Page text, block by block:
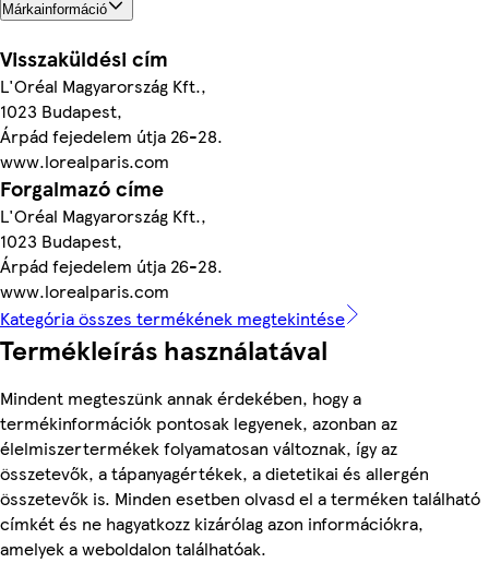
Márkainformáció
Visszaküldési cím
L'Oréal Magyarország Kft.,
1023 Budapest,
Árpád fejedelem útja 26-28.
www.lorealparis.com
Forgalmazó címe
L'Oréal Magyarország Kft.,
1023 Budapest,
Árpád fejedelem útja 26-28.
www.lorealparis.com
Kategória összes termékének megtekintése
Termékleírás használatával
Mindent megteszünk annak érdekében, hogy a
termékinformációk pontosak legyenek, azonban az
élelmiszertermékek folyamatosan változnak, így az
összetevők, a tápanyagértékek, a dietetikai és allergén
összetevők is. Minden esetben olvasd el a terméken található
címkét és ne hagyatkozz kizárólag azon információkra,
amelyek a weboldalon találhatóak.